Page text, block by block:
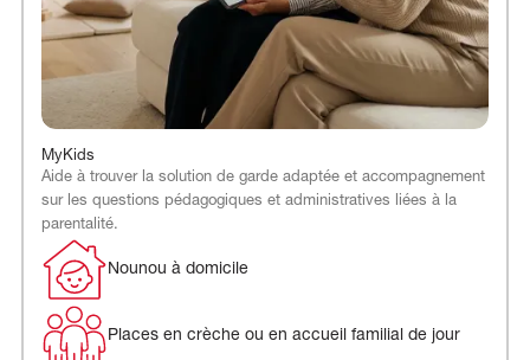
MyKids
Aide à trouver la solution de garde adaptée et accompagnement
sur les questions pédagogiques et administratives liées à la
parentalité.
Nounou à domicile
Places en crèche ou en accueil familial de jour